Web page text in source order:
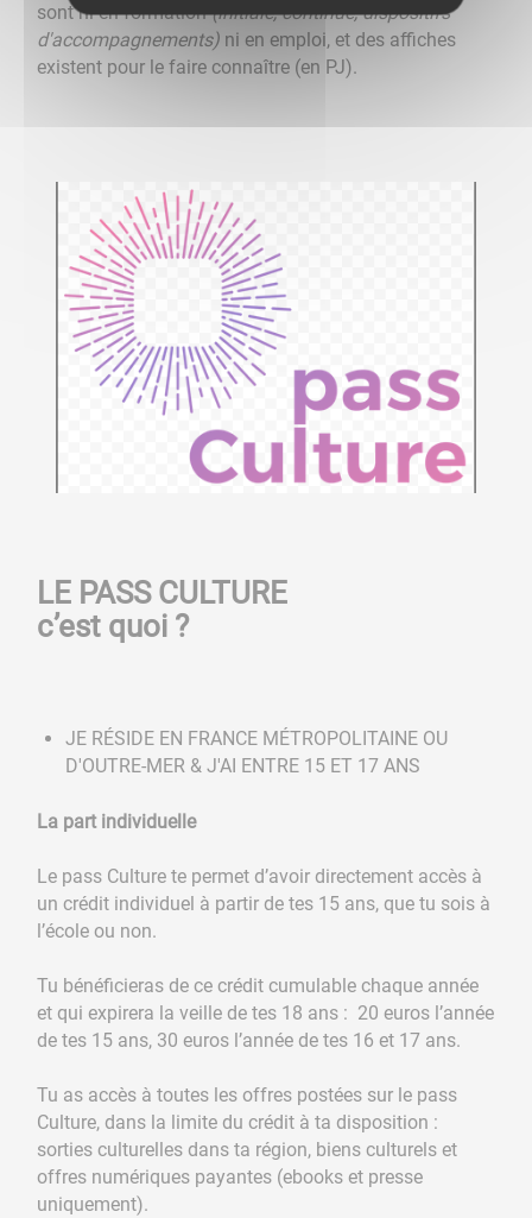
sont ni en formation(initiale, continue, dispositifs
d'accompagnements) ni en emploi, et des affiches
existent pour le faire connaître (en PJ).
LE PASS CULTURE
c’est quoi ?
JE RÉSIDE EN FRANCE MÉTROPOLITAINE OU
D'OUTRE-MER & J'AI ENTRE 15 ET 17 ANS
La part individuelle
Le pass Culture te permet d’avoir directement accès à
un crédit individuel à partir de tes 15 ans, que tu sois à
l’école ou non.
Tu bénéficieras de ce crédit cumulable chaque année
et qui expirera la veille de tes 18 ans : 20 euros l’année
de tes 15 ans, 30 euros l’année de tes 16 et 17 ans.
Tu as accès à toutes les offres postées sur le pass
Culture, dans la limite du crédit à ta disposition :
sorties culturelles dans ta région, biens culturels et
offres numériques payantes (ebooks et presse
uniquement).